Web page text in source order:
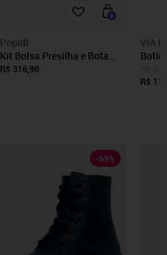
Pópidí
Kit Bolsa Presilha e Bota
Coturno Tratorado Infantil
R$ 316,90
VIA
R$
-69%